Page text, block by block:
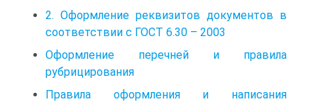
2. Оформление реквизитов документов в
соответствии с ГОСТ 6.30 – 2003
Оформление перечней и правила
рубрицирования
Правила оформления и написания